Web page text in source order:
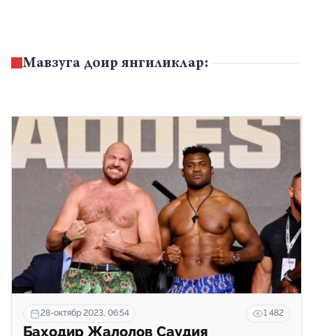
Мавзуга доир янгиликлар:
28-октябр 2023, 06:54 1 482
Баҳодир Жалолов Саудия